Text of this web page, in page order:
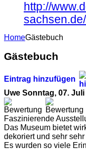
http://
HomeGästebuch
Gästebuch
Eintrag hinzufügen
Uwe Sonntag, 07. Juli
Faszinierende
Das Museum bietet
dekoriert und sehr
Es wurden so viele